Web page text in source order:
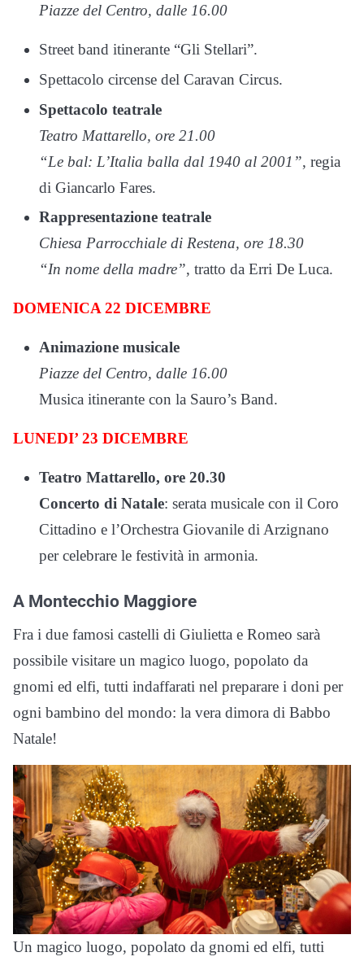
Piazze del Centro, dalle 16.00
Street band itinerante “Gli Stellari”.
Spettacolo circense del Caravan Circus.
Spettacolo teatrale
Teatro Mattarello, ore 21.00
“Le bal: L’Italia balla dal 1940 al 2001”, regia
di Giancarlo Fares.
Rappresentazione teatrale
Chiesa Parrocchiale di Restena, ore 18.30
“In nome della madre”, tratto da Erri De Luca.
DOMENICA 22 DICEMBRE
Animazione musicale
Piazze del Centro, dalle 16.00
Musica itinerante con la Sauro’s Band.
LUNEDI’ 23 DICEMBRE
Teatro Mattarello, ore 20.30
Concerto di Natale: serata musicale con il Coro
Cittadino e l’Orchestra Giovanile di Arzignano
per celebrare le festività in armonia.
A Montecchio Maggiore
Fra i due famosi castelli di Giulietta e Romeo sarà
possibile visitare un magico luogo, popolato da
gnomi ed elfi, tutti indaffarati nel preparare i doni per
ogni bambino del mondo: la vera dimora di Babbo
Natale!
Un magico luogo, popolato da gnomi ed elfi, tutti